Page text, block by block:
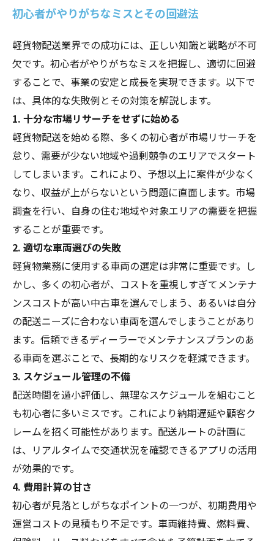
初心者がやりがちなミスとその回避法
軽貨物配送業界での成功には、正しい知識と戦略が不可
欠です。初心者がやりがちなミスを把握し、適切に回避
することで、事業の安定と成長を実現できます。以下で
は、具体的な失敗例とその対策を解説します。
1. 十分な市場リサーチをせずに始める
軽貨物配送を始める際、多くの初心者が市場リサーチを
怠り、需要が少ない地域や過剰競争のエリアでスタート
してしまいます。これにより、予想以上に案件が少なく
なり、収益が上がらないという問題に直面します。市場
調査を行い、自身の住む地域や対象エリアの需要を把握
することが重要です。
2. 適切な車両選びの失敗
軽貨物業務に使用する車両の選定は非常に重要です。し
かし、多くの初心者が、コストを重視しすぎてメンテナ
ンスコストが高い中古車を選んでしまう、あるいは自分
の配送ニーズに合わない車両を選んでしまうことがあり
ます。信頼できるディーラーでメンテナンスプランのあ
る車両を選ぶことで、長期的なリスクを軽減できます。
3. スケジュール管理の不備
配送時間を過小評価し、無理なスケジュールを組むこと
も初心者に多いミスです。これにより納期遅延や顧客ク
レームを招く可能性があります。配送ルートの計画に
は、リアルタイムで交通状況を確認できるアプリの活用
が効果的です。
4. 費用計算の甘さ
初心者が見落としがちなポイントの一つが、初期費用や
運営コストの見積もり不足です。車両維持費、燃料費、